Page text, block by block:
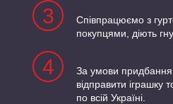
3
Співпрацюємо з
покупцями, діють
4
За умови придбання
відправити іграшку
по всій Україні.